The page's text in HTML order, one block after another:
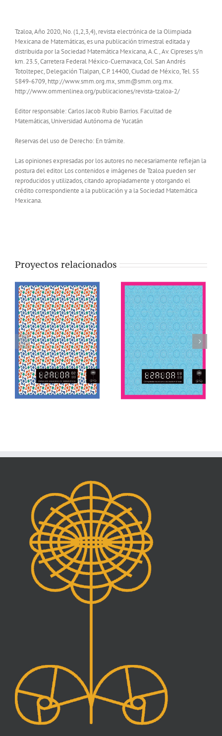
Tzaloa, Año 2020, No. (1,2,3,4), revista electrónica de la Olimpiada
Mexicana de Matemáticas, es una publicación trimestral editada y
distribuida por la Sociedad Matemática Mexicana, A.C., Av. Cipreses s/n
km. 23.5, Carretera Federal México-Cuernavaca, Col. San Andrés
Totoltepec, Delegación Tlalpan, C.P. 14400, Ciudad de México, Tel. 55
5849-6709, http://www.smm.org.mx, smm@smm.org.mx.
http://www.ommenlinea.org/publicaciones/revista-tzaloa-2/
Editor responsable: Carlos Jacob Rubio Barrios. Facultad de
Matemáticas, Universidad Autónoma de Yucatán
Reservas del uso de Derecho: En trámite.
Las opiniones expresadas por los autores no necesariamente reflejan la
postura del editor. Los contenidos e imágenes de Tzaloa pueden ser
reproducidos y utilizados, citando apropiadamente y otorgando el
crédito correspondiente a la publicación y a la Sociedad Matemática
Mexicana.
Proyectos relacionados